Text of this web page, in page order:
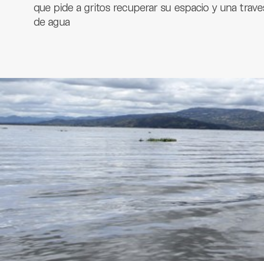
que pide a gritos recuperar su espacio y una
de agua